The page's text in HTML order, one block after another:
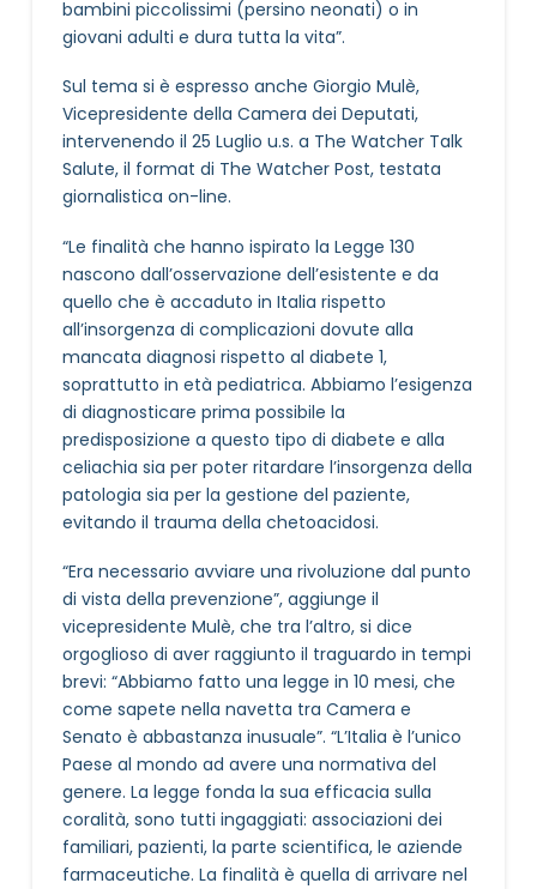
bambini piccolissimi (persino neonati) o in
giovani adulti e dura tutta la vita”.
Sul tema si è espresso anche Giorgio Mulè,
Vicepresidente della Camera dei Deputati,
intervenendo il 25 Luglio u.s. a The Watcher Talk
Salute, il format di The Watcher Post, testata
giornalistica on-line.
“Le finalità che hanno ispirato la Legge 130
nascono dall’osservazione dell’esistente e da
quello che è accaduto in Italia rispetto
all’insorgenza di complicazioni dovute alla
mancata diagnosi rispetto al diabete 1,
soprattutto in età pediatrica. Abbiamo l’esigenza
di diagnosticare prima possibile la
predisposizione a questo tipo di diabete e alla
celiachia sia per poter ritardare l’insorgenza della
patologia sia per la gestione del paziente,
evitando il trauma della chetoacidosi.
“Era necessario avviare una rivoluzione dal punto
di vista della prevenzione”, aggiunge il
vicepresidente Mulè, che tra l’altro, si dice
orgoglioso di aver raggiunto il traguardo in tempi
brevi: “Abbiamo fatto una legge in 10 mesi, che
come sapete nella navetta tra Camera e
Senato è abbastanza inusuale”. “L’Italia è l’unico
Paese al mondo ad avere una normativa del
genere. La legge fonda la sua efficacia sulla
coralità, sono tutti ingaggiati: associazioni dei
familiari, pazienti, la parte scientifica, le aziende
farmaceutiche. La finalità è quella di arrivare nel